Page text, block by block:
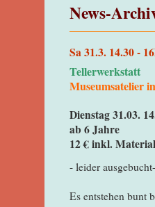
News-
Sa 31.3. 14.30 -
Tellerwerkstatt
Museumsatelier
Dienstag 31.03.
ab 6 Jahre
12 € inkl.
- leider ausgebucht-
Es entstehen bunt